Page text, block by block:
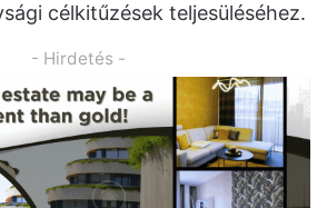
célkitűzések teljesüléséhez.
- Hirdetés -